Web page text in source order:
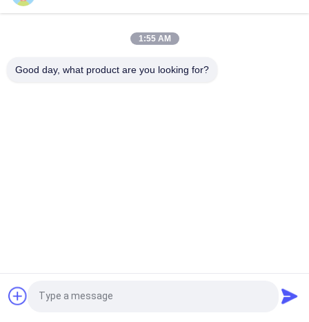
스테인레스 스틸 건조 계층 곡물 건조기 105 톤/전차 지능적이고
생물 자원 로
1:55 AM
Good day, what product are you looking for?